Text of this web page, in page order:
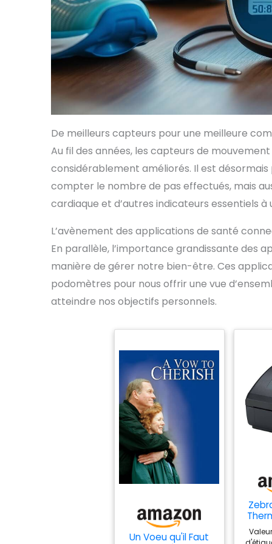
Mate
tout
VOS
santé.
de
base
acier
3
De meilleurs capteurs pour une meilleure
Au fil des années, les capteurs de
considérablement améliorés. Il est
compter le nombre de pas effectués, mais
cardiaque et d’autres indicateurs essentiels à
L’avènement des applications de santé
En parallèle, l’importance grandissante des
manière de gérer notre bien-être. Ces
podomètres pour nous offrir une vue
atteindre nos objectifs personnels.
Un Voeu qu'il Faut